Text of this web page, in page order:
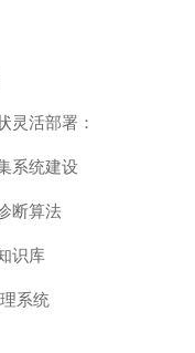
灵活部署：
系统建设
断算法
识库
系统